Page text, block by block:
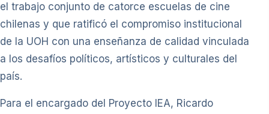
el trabajo conjunto de catorce escuelas de cine
chilenas y que ratificó el compromiso institucional
de la UOH con una enseñanza de calidad vinculada
a los desafíos políticos, artísticos y culturales del
país.
Para el encargado del Proyecto IEA, Ricardo